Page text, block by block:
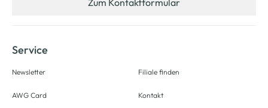
Zum Kontaktformular
Service
Newsletter
AWG Card
Filiale finden
Kontakt